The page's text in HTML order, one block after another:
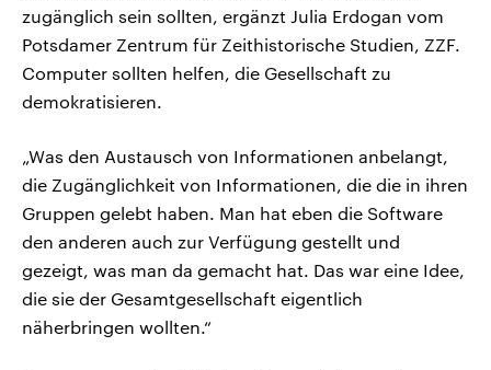
zugänglich sein sollten, ergänzt Julia Erdogan vom
Potsdamer Zentrum für Zeithistorische Studien, ZZF.
Computer sollten helfen, die Gesellschaft zu
demokratisieren.
„Was den Austausch von Informationen anbelangt,
die Zugänglichkeit von Informationen, die die in ihren
Gruppen gelebt haben. Man hat eben die Software
den anderen auch zur Verfügung gestellt und
gezeigt, was man da gemacht hat. Das war eine Idee,
die sie der Gesamtgesellschaft eigentlich
näherbringen wollten.“